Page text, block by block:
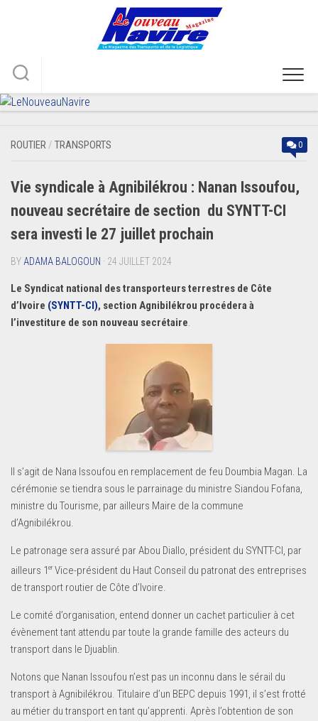
ROUTIER / TRANSPORTS 0
Vie syndicale à Agnibilékrou : Nanan Issoufou,
nouveau secrétaire de section du SYNTT-CI
sera investi le 27 juillet prochain
BY ADAMA BALOGOUN · 24 JUILLET 2024
Le Syndicat national des transporteurs terrestres de Côte
d’Ivoire (SYNTT-CI), section Agnibilékrou procédera à
l’investiture de son nouveau secrétaire.
Il s’agit de Nana Issoufou en remplacement de feu Doumbia Magan. La
cérémonie se tiendra sous le parrainage du ministre Siandou Fofana,
ministre du Tourisme, par ailleurs Maire de la commune
d’Agnibilékrou.
Le patronage sera assuré par Abou Diallo, président du SYNTT-CI, par
ailleurs 1er Vice-président du Haut Conseil du patronat des entreprises
de transport routier de Côte d’Ivoire.
Le comité d’organisation, entend donner un cachet particulier à cet
évènement tant attendu par toute la grande famille des acteurs du
transport dans le Djuablin.
Notons que Nanan Issoufou n’est pas un inconnu dans le sérail du
transport à Agnibilékrou. Titulaire d’un BEPC depuis 1991, il s’est frotté
au métier du transport en tant qu’apprenti. Après l’obtention de son